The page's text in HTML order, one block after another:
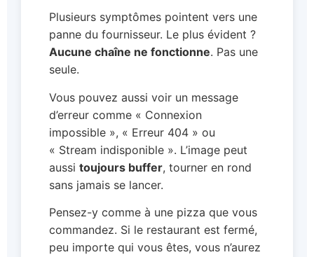
Plusieurs symptômes pointent vers une
panne du fournisseur. Le plus évident ?
Aucune chaîne ne fonctionne. Pas une
seule.
Vous pouvez aussi voir un message
d’erreur comme « Connexion
impossible », « Erreur 404 » ou
« Stream indisponible ». L’image peut
aussi toujours buffer, tourner en rond
sans jamais se lancer.
Pensez-y comme à une pizza que vous
commandez. Si le restaurant est fermé,
peu importe qui vous êtes, vous n’aurez